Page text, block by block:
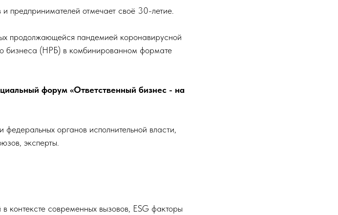
предпринимателей отмечает своё 30-летие.
продолжающейся пандемией коронавирусной
бизнеса (НРБ) в комбинированном формате
форум «Ответственный бизнес - на
органов исполнительной власти,
эксперты.
контексте современных вызовов, ESG факторы